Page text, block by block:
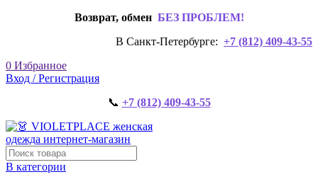
Возврат, обмен БЕЗ ПРОБЛЕМ!
В Санкт-Петербурге: +7 (812) 409-43-55
0 Избранное
Вход / Регистрация
📞 +7 (812) 409-43-55
В категории